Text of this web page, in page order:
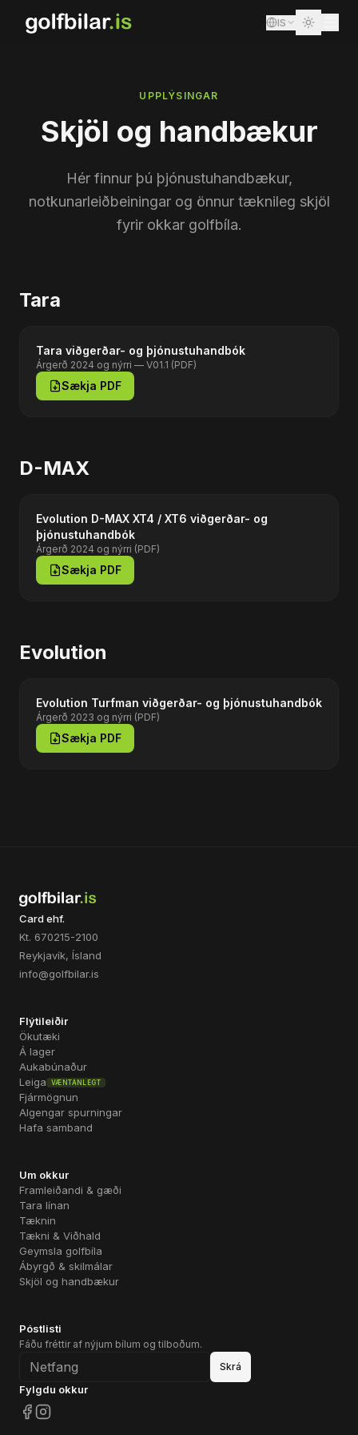
IS
UPPLÝSINGAR
Skjöl og handbækur
Hér finnur þú þjónustuhandbækur,
notkunarleiðbeiningar og önnur tæknileg skjöl
fyrir okkar golfbíla.
Tara
Tara viðgerðar- og þjónustuhandbók
Árgerð 2024 og nýrri — V01.1 (PDF)
Sækja PDF
D-MAX
Evolution D-MAX XT4 / XT6 viðgerðar- og
þjónustuhandbók
Árgerð 2024 og nýrri (PDF)
Sækja PDF
Evolution
Evolution Turfman viðgerðar- og þjónustuhandbók
Árgerð 2023 og nýrri (PDF)
Sækja PDF
Card ehf.
Kt. 670215-2100
Reykjavík, Ísland
info@golfbilar.is
Flýtileiðir
Ökutæki
Á lager
Aukabúnaður
Leiga
VÆNTANLEGT
Fjármögnun
Algengar spurningar
Hafa samband
Um okkur
Framleiðandi & gæði
Tara línan
Tæknin
Tækni & Viðhald
Geymsla golfbíla
Ábyrgð & skilmálar
Skjöl og handbækur
Póstlisti
Fáðu fréttir af nýjum bílum og tilboðum.
Skrá
Fylgdu okkur